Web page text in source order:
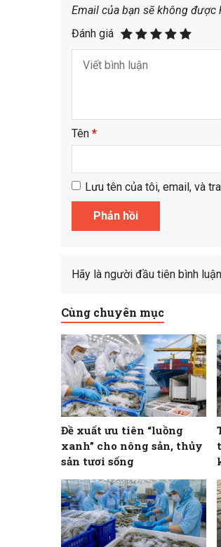
Email của bạn sẽ không được
Đánh giá
Tên *
Lưu tên của tôi, email, và
Hãy là người đầu tiên bình
Cùng chuyên mục
Đề xuất ưu tiên “luồng
xanh” cho nông sản, thủy
sản tươi sống